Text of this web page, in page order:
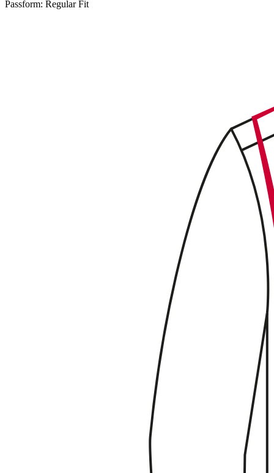
Passform: Regular Fit